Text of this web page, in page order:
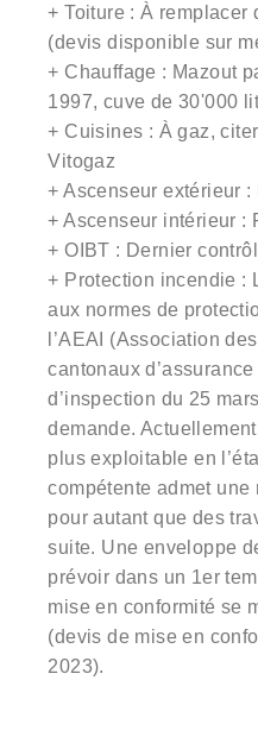
+ Toiture : À remplacer
(devis disponible sur
+ Chauffage : Mazout
1997, cuve de 30'000
+ Cuisines : À gaz,
Vitogaz
+ Ascenseur extérieur :
+ Ascenseur intérieur :
+ OIBT : Dernier
+ Protection incendie :
aux normes de
l’AEAI (Association
cantonaux
d’inspection du 25
demande.
plus exploitable en
compétente admet
pour autant que des
suite. Une enveloppe
prévoir dans un 1er
mise en conformité se
(devis de mise en
2023).